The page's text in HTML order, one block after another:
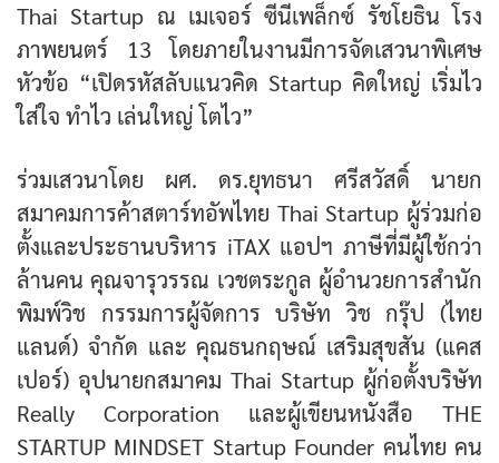
Thai Startup ณ เมเจอร์ ซีนีเพล็กซ์ รัชโยธิน โรง
ภาพยนตร์ 13 โดยภายในงานมีการจัดเสวนาพิเศษ
หัวข้อ “เปิดรหัสลับแนวคิด Startup คิดใหญ่ เริ่มไว
ใส่ใจ ทำไว เล่นใหญ่ โตไว”
ร่วมเสวนาโดย ผศ. ดร.ยุทธนา ศรีสวัสดิ์ นายก
สมาคมการค้าสตาร์ทอัพไทย Thai Startup ผู้ร่วมก่อ
ตั้งและประธานบริหาร iTAX แอปฯ ภาษีที่มีผู้ใช้กว่า
ล้านคน คุณจารุวรรณ เวชตระกูล ผู้อำนวยการสำนัก
พิมพ์วิช กรรมการผู้จัดการ บริษัท วิช กรุ๊ป (ไทย
แลนด์) จำกัด และ คุณธนกฤษณ์ เสริมสุขสัน (แคส
เปอร์) อุปนายกสมาคม Thai Startup ผู้ก่อตั้งบริษัท
Really Corporation และผู้เขียนหนังสือ THE
STARTUP MINDSET Startup Founder คนไทย คน